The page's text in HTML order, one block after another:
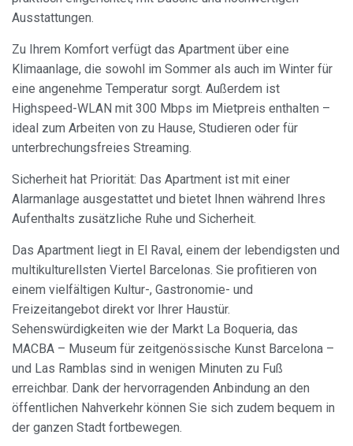
Ausstattungen.
Zu Ihrem Komfort verfügt das Apartment über eine
Klimaanlage, die sowohl im Sommer als auch im Winter für
eine angenehme Temperatur sorgt. Außerdem ist
Highspeed-WLAN mit 300 Mbps im Mietpreis enthalten –
ideal zum Arbeiten von zu Hause, Studieren oder für
unterbrechungsfreies Streaming.
Sicherheit hat Priorität: Das Apartment ist mit einer
Alarmanlage ausgestattet und bietet Ihnen während Ihres
Aufenthalts zusätzliche Ruhe und Sicherheit.
Das Apartment liegt in El Raval, einem der lebendigsten und
multikulturellsten Viertel Barcelonas. Sie profitieren von
einem vielfältigen Kultur-, Gastronomie- und
Freizeitangebot direkt vor Ihrer Haustür.
Sehenswürdigkeiten wie der Markt La Boqueria, das
MACBA – Museum für zeitgenössische Kunst Barcelona –
und Las Ramblas sind in wenigen Minuten zu Fuß
erreichbar. Dank der hervorragenden Anbindung an den
öffentlichen Nahverkehr können Sie sich zudem bequem in
der ganzen Stadt fortbewegen.
Technik und Funktional
Diese Website verwendet eigene Cookies, um
Informationen zu sammeln, um unsere Dienste zu
verbessern. Wenn Sie weiter surfen, akzeptieren Sie deren
Installation. Der Benutzer hat die Möglichkeit, seinen
Browser zu konfigurieren und auf Wunsch zu verhindern,
dass er auf seiner Festplatte installiert wird, obwohl er
bedenken muss, dass dies zu Schwierigkeiten beim
Navigieren auf der Website führen kann.
Analytik und Anpassung
Sie ermöglichen die Beobachtung und Analyse des
von Cookies gesammelten Informationen werden
verwendet, um die Aktivität des Webs zu messen, um
Benutzernavigationsprofile zu erstellen, um basierend auf
der Analyse der Nutzungsdaten der Benutzer des Dienstes
Verbesserungen einzuführen. Sie ermöglichen es uns, die
Präferenzinformationen des Benutzers zu speichern, um
die Qualität unserer Dienstleistungen zu verbessern und
durch empfohlene Produkte ein besseres Erlebnis zu
bieten.
Marketing und Publizität
Diese Cookies werden verwendet, um Informationen über
die Präferenzen und persönlichen Entscheidungen des